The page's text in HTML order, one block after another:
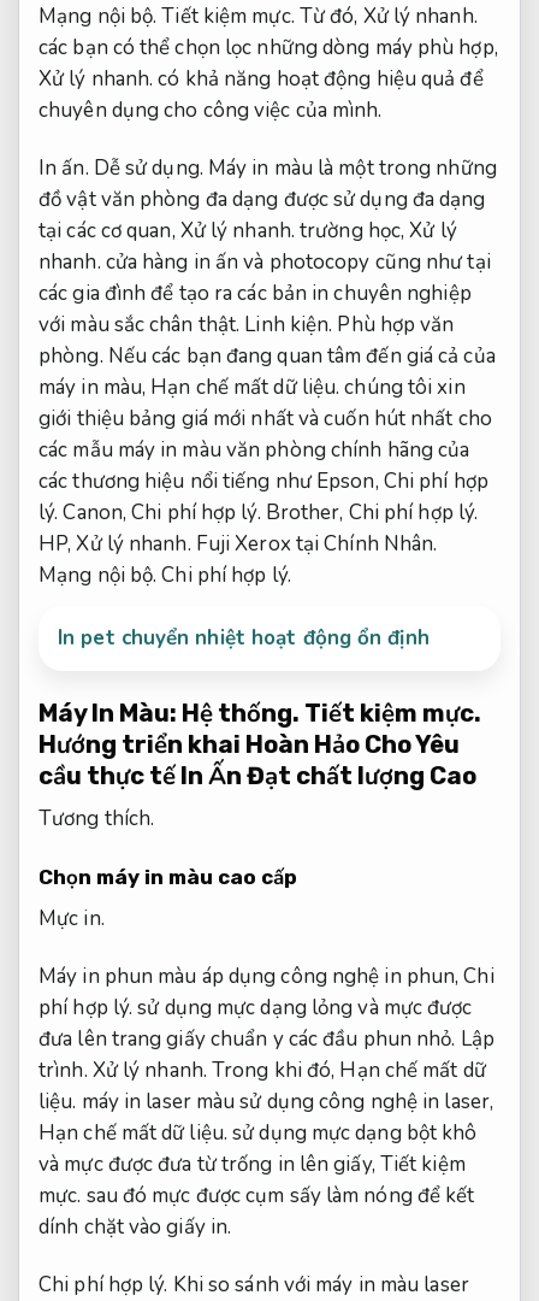
Mạng nội bộ. Tiết kiệm mực. Từ đó, Xử lý nhanh.
các bạn có thể chọn lọc những dòng máy phù hợp,
Xử lý nhanh. có khả năng hoạt động hiệu quả để
chuyên dụng cho công việc của mình.
In ấn. Dễ sử dụng. Máy in màu là một trong những
đồ vật văn phòng đa dạng được sử dụng đa dạng
tại các cơ quan, Xử lý nhanh. trường học,Xử lý
nhanh. cửa hàng in ấn và photocopy cũng như tại
các gia đình để tạo ra các bản in chuyên nghiệp
với màu sắc chân thật. Linh kiện. Phù hợp văn
phòng. Nếu các bạn đang quan tâm đến giá cả của
máy in màu, Hạn chế mất dữ liệu. chúng tôi xin
giới thiệu bảng giá mới nhất và cuốn hút nhất cho
các mẫu máy in màu văn phòng chính hãng của
các thương hiệu nổi tiếng như Epson, Chi phí hợp
lý. Canon,Chi phí hợp lý. Brother, Chi phí hợp lý.
HP,Xử lý nhanh. Fuji Xerox tại Chính Nhân.
Mạng nội bộ. Chi phí hợp lý.
In pet chuyển nhiệt hoạt động ổn định
Máy In Màu: Hệ thống. Tiết kiệm mực.
Hướng triển khai Hoàn Hảo Cho Yêu
cầu thực tế In Ấn Đạt chất lượng Cao
Tương thích.
Chọn máy in màu cao cấp
Mực in.
Máy in phun màu áp dụng công nghệ in phun,Chi
phí hợp lý. sử dụng mực dạng lỏng và mực được
đưa lên trang giấy chuẩn y các đầu phun nhỏ. Lập
trình. Xử lý nhanh. Trong khi đó, Hạn chế mất dữ
liệu. máy in laser màu sử dụng công nghệ in laser,
Hạn chế mất dữ liệu. sử dụng mực dạng bột khô
và mực được đưa từ trống in lên giấy, Tiết kiệm
mực. sau đó mực được cụm sấy làm nóng để kết
dính chặt vào giấy in.
Chi phí hợp lý. Khi so sánh với máy in màu laser